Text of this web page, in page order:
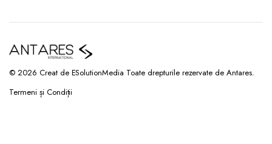
© 2026 Creat de ESolutionMedia Toate drepturile rezervate de Antares.
Termeni și Condiții